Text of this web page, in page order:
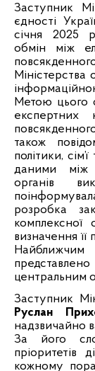
Заступник
єдності
січня 2025
обмін між
Міністерства
Метою цього
експертних
також
політики,
даними між
органів
розробка
комплексної
визначення її
центральним
Заступник
Руслан
надзвичайно
За його
пріоритетів
кожному